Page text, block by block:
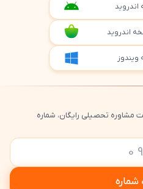
اندروید
مشاوره تحصیلی رایگان، شماره
شماره